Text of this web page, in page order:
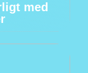
med